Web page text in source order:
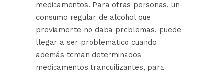
medicamentos. Para otras personas, un
consumo regular de alcohol que
previamente no daba problemas, puede
llegar a ser problemático cuando
además toman determinados
medicamentos tranquilizantes, para